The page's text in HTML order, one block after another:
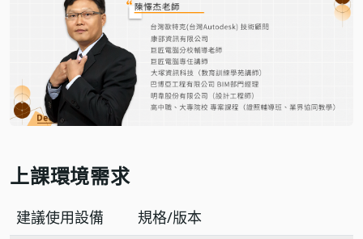
上課環境需求
建議使用設備 規格/版本